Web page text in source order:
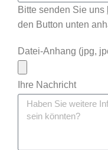
Bitte senden Sie uns
den Button unten
Datei-Anhang (jpg,
Ihre Nachricht